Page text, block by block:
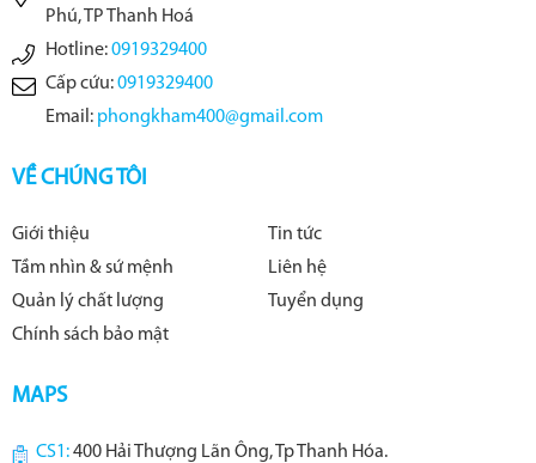
Phú, TP Thanh Hoá
Hotline:0919329400
Cấp cứu:0919329400
Email: phongkham400@gmail.com
VỀ CHÚNG TÔI
Giới thiệu
Tin tức
Tầm nhìn & sứ mệnh
Liên hệ
Quản lý chất lượng
Tuyển dụng
Chính sách bảo mật
MAPS
CS1:400 Hải Thượng Lãn Ông, Tp Thanh Hóa.